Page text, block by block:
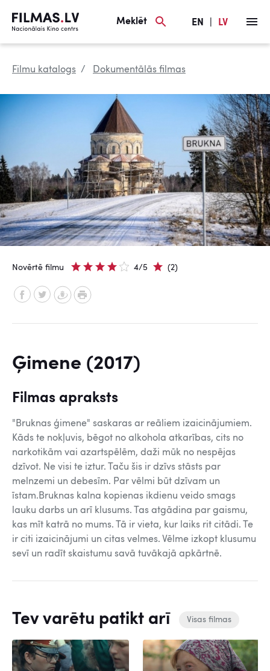
Meklēt EN LV
Filmu katalogs Dokumentālās filmas
Novērtē filmu 4/5 (2)
Ģimene (2017)
Filmas apraksts
"Bruknas ģimene" saskaras ar reāliem izaicinājumiem.
Kāds te nokļuvis, bēgot no alkohola atkarības, cits no
narkotikām vai azartspēlēm, daži mūk no nespējas
dzīvot. Ne visi te iztur. Taču šis ir dzīvs stāsts par
melnzemi un debesīm. Par vēlmi būt dzīvam un
īstam.Bruknas kalna kopienas ikdienu veido smags
lauku darbs un arī klusums. Tas atgādina par gaismu,
kas mīt katrā no mums. Tā ir vieta, kur laiks rit citādi. Te
ir citi izaicinājumi un citas velmes. Vēlme izkopt klusumu
sevī un radīt skaistumu savā tuvākajā apkārtnē.
Tev varētu patikt arī Visas filmas